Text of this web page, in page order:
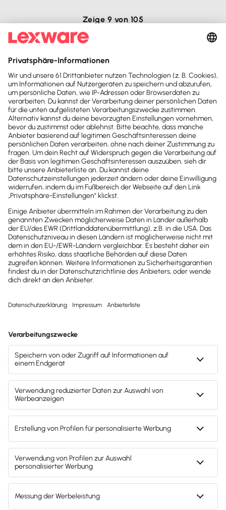
Zeige 9 von 105
Mehr Schulungen anzeigen
Kontakt
Sind noch Fragen offen?
Wir sind gerne für dich da.
0800-7234-254
Wir sind Mo-Fr von 8:00 – 18:00 Uhr für
dich da.
lexware-onlineschulungen@haufe-
lexware.com
Svenja Bock
Deine Ansprechpartnerin für die
Lexware Akademie